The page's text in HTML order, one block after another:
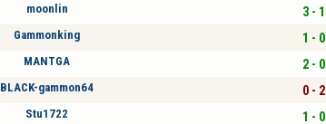
moonlin 3 - 1
Gammonking 1 - 0
MANTGA 2 - 0
BLACK-gammon64 0 - 2
Stu1722 1 - 0